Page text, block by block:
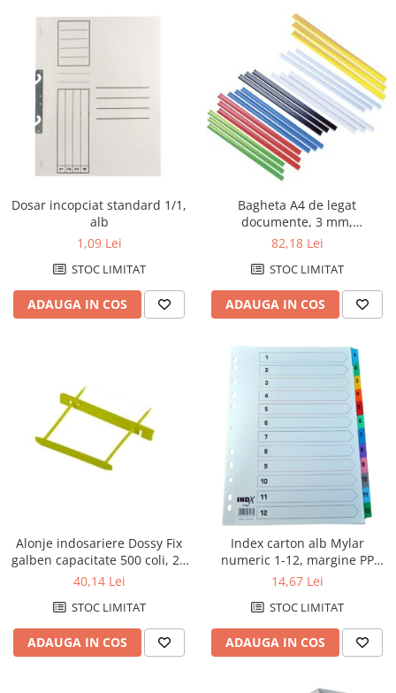
Dosar incopciat standard 1/1,
alb
1,09 Lei
STOC LIMITAT
ADAUGA IN COS
Bagheta A4 de legat
documente, 3 mm,
100(2x50)/blister KANGARO -
82,18 Lei
STOC LIMITAT
ADAUGA IN COS
Alonje indosariere Dossy Fix
galben capacitate 500 coli, 25
buc/set
40,14 Lei
STOC LIMITAT
ADAUGA IN COS
Index carton alb Mylar
numeric 1-12, margine PP
color, A4, 190g/mp, Optima
14,67 Lei
STOC LIMITAT
ADAUGA IN COS